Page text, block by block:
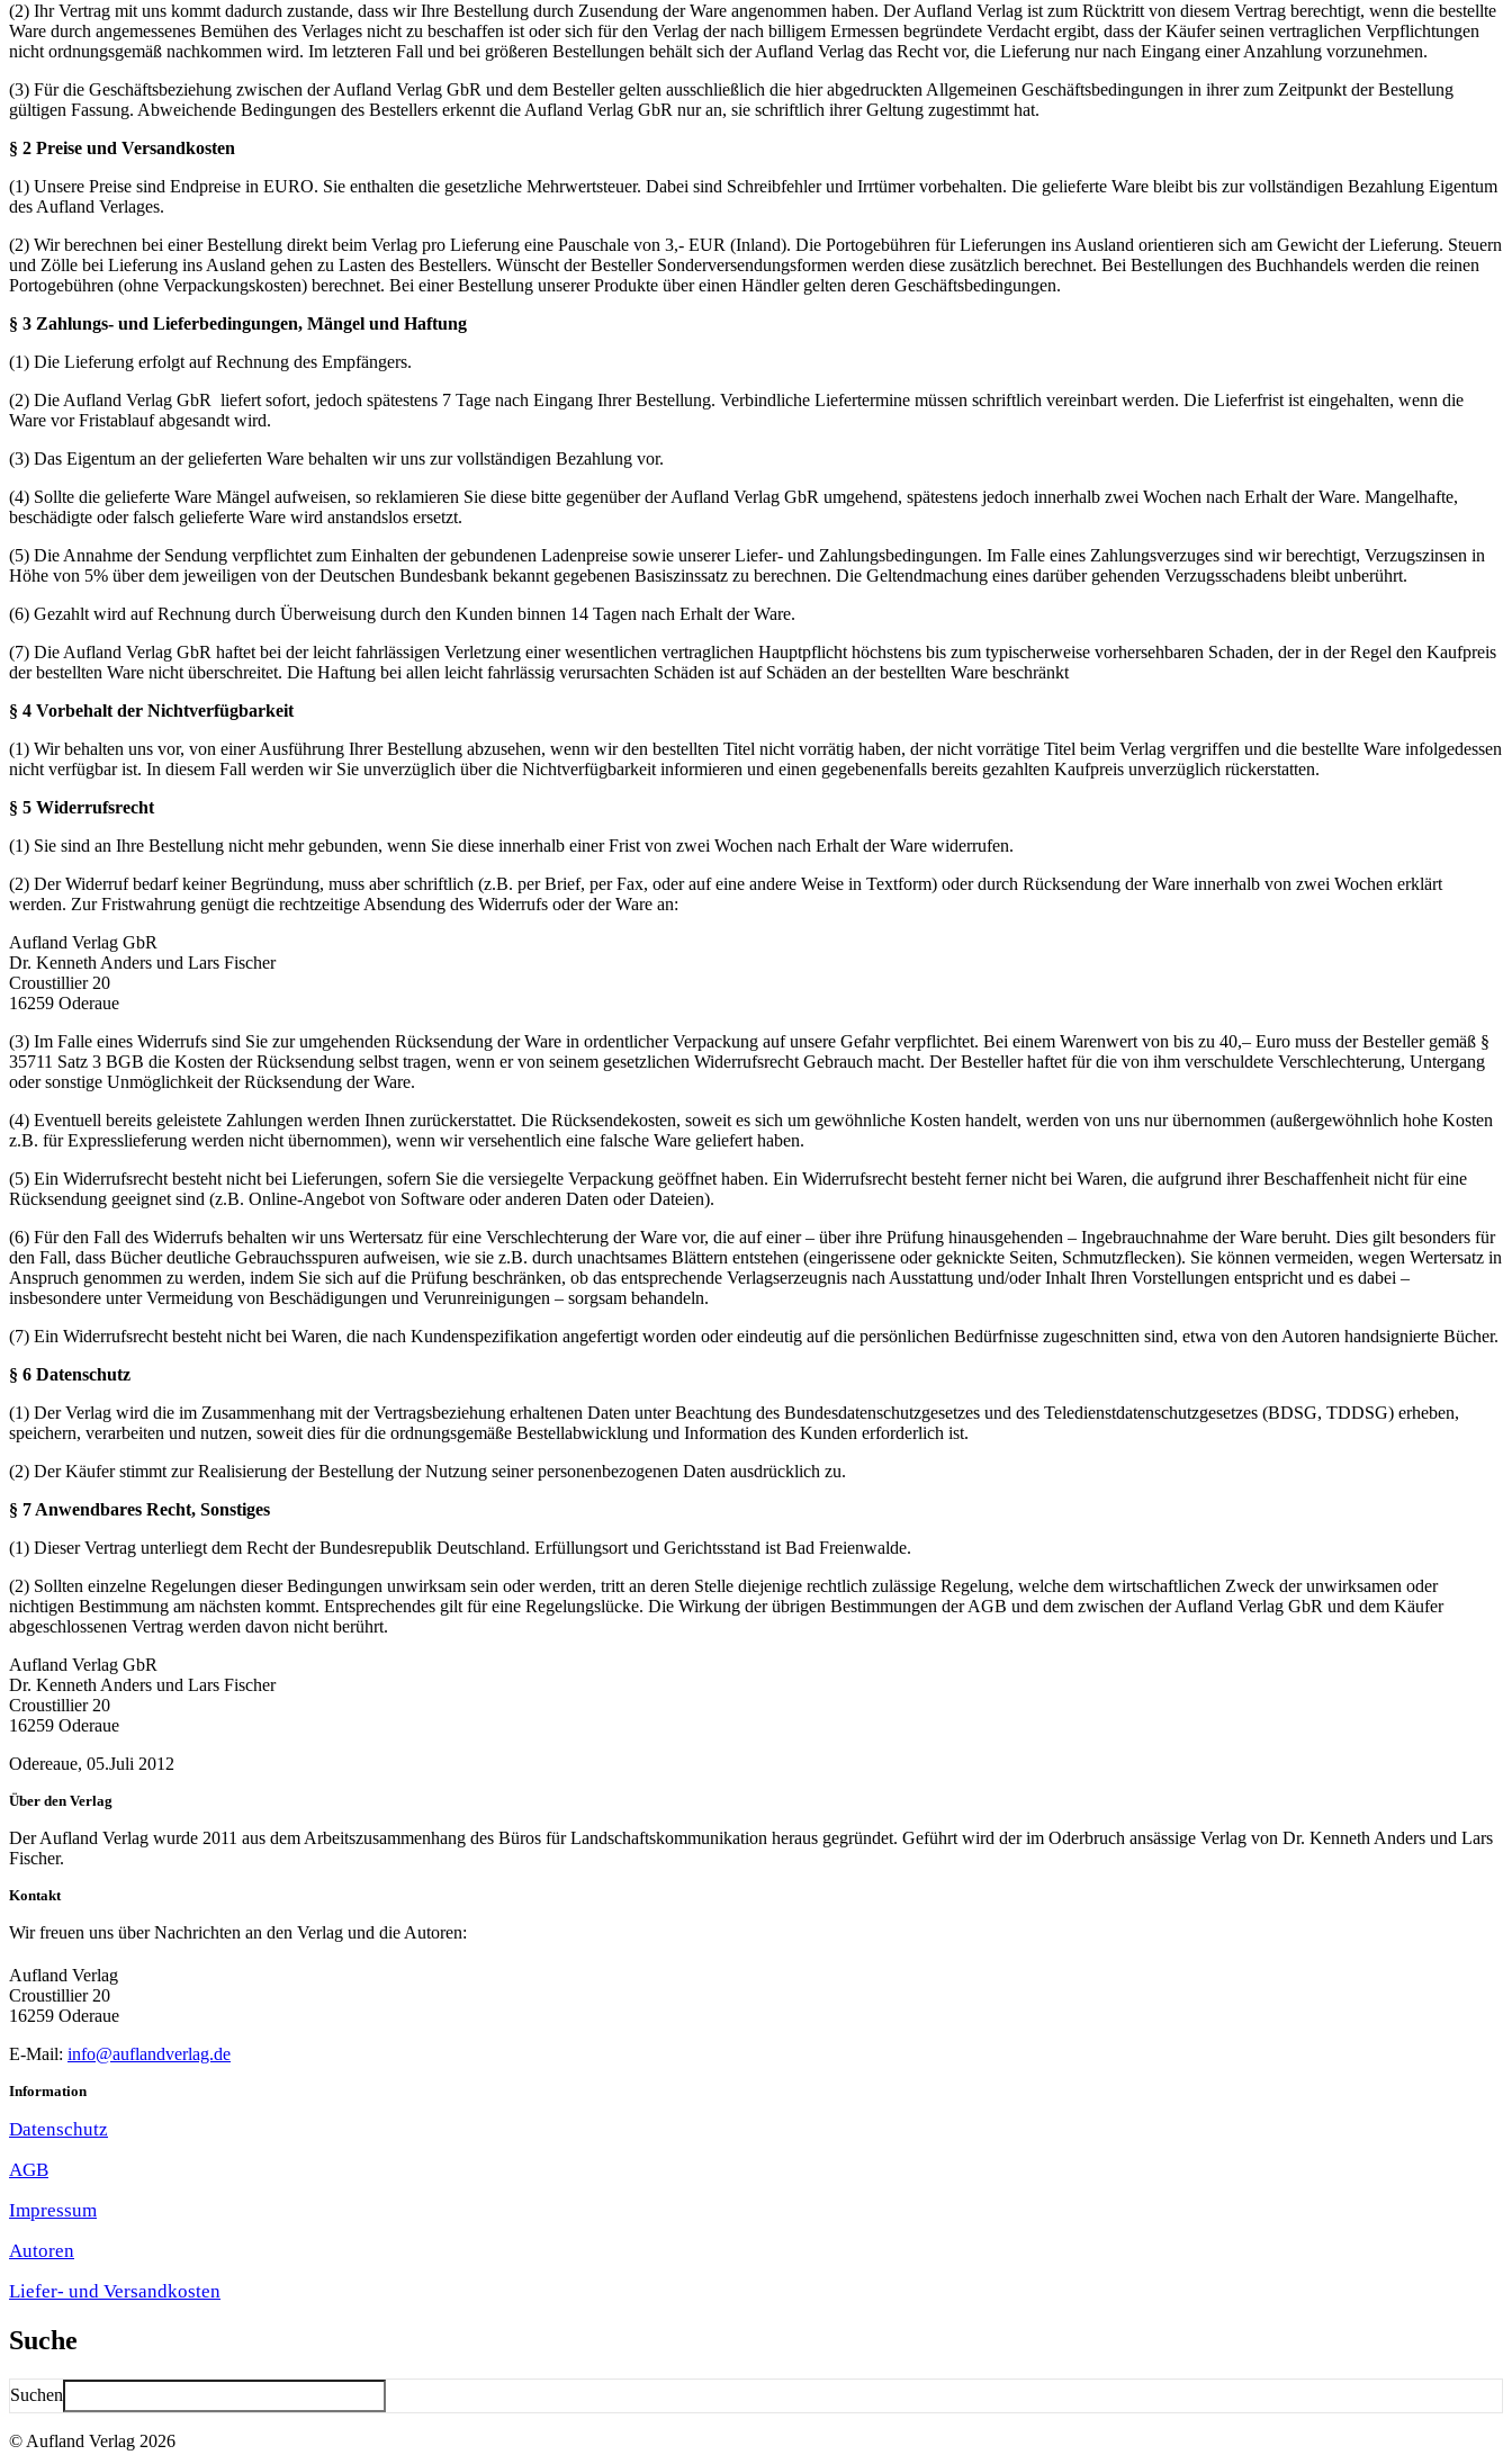
(2) Ihr Vertrag mit uns kommt dadurch zustande, dass wir Ihre Bestellung durch Zusendung der Ware angenommen haben. Der Aufland Verlag ist zum Rücktritt von diesem Vertrag berechtigt, wenn die bestellte
Ware durch angemessenes Bemühen des Verlages nicht zu beschaffen ist oder sich für den Verlag der nach billigem Ermessen begründete Verdacht ergibt, dass der Käufer seinen vertraglichen Verpflichtungen
nicht ordnungsgemäß nachkommen wird. Im letzteren Fall und bei größeren Bestellungen behält sich der Aufland Verlag das Recht vor, die Lieferung nur nach Eingang einer Anzahlung vorzunehmen.
(3) Für die Geschäftsbeziehung zwischen der Aufland Verlag GbR und dem Besteller gelten ausschließlich die hier abgedruckten Allgemeinen Geschäftsbedingungen in ihrer zum Zeitpunkt der Bestellung
gültigen Fassung. Abweichende Bedingungen des Bestellers erkennt die Aufland Verlag GbR nur an, sie schriftlich ihrer Geltung zugestimmt hat.
§ 2 Preise und Versandkosten
(1) Unsere Preise sind Endpreise in EURO. Sie enthalten die gesetzliche Mehrwertsteuer. Dabei sind Schreibfehler und Irrtümer vorbehalten. Die gelieferte Ware bleibt bis zur vollständigen Bezahlung Eigentum
des Aufland Verlages.
(2) Wir berechnen bei einer Bestellung direkt beim Verlag pro Lieferung eine Pauschale von 3,- EUR (Inland). Die Portogebühren für Lieferungen ins Ausland orientieren sich am Gewicht der Lieferung. Steuern
und Zölle bei Lieferung ins Ausland gehen zu Lasten des Bestellers. Wünscht der Besteller Sonderversendungsformen werden diese zusätzlich berechnet. Bei Bestellungen des Buchhandels werden die reinen
Portogebühren (ohne Verpackungskosten) berechnet. Bei einer Bestellung unserer Produkte über einen Händler gelten deren Geschäftsbedingungen.
§ 3 Zahlungs- und Lieferbedingungen, Mängel und Haftung
(1) Die Lieferung erfolgt auf Rechnung des Empfängers.
(2) Die Aufland Verlag GbR liefert sofort, jedoch spätestens 7 Tage nach Eingang Ihrer Bestellung. Verbindliche Liefertermine müssen schriftlich vereinbart werden. Die Lieferfrist ist eingehalten, wenn die
Ware vor Fristablauf abgesandt wird.
(3) Das Eigentum an der gelieferten Ware behalten wir uns zur vollständigen Bezahlung vor.
(4) Sollte die gelieferte Ware Mängel aufweisen, so reklamieren Sie diese bitte gegenüber der Aufland Verlag GbR umgehend, spätestens jedoch innerhalb zwei Wochen nach Erhalt der Ware. Mangelhafte,
beschädigte oder falsch gelieferte Ware wird anstandslos ersetzt.
(5) Die Annahme der Sendung verpflichtet zum Einhalten der gebundenen Ladenpreise sowie unserer Liefer- und Zahlungsbedingungen. Im Falle eines Zahlungsverzuges sind wir berechtigt, Verzugszinsen in
Höhe von 5% über dem jeweiligen von der Deutschen Bundesbank bekannt gegebenen Basiszinssatz zu berechnen. Die Geltendmachung eines darüber gehenden Verzugsschadens bleibt unberührt.
(6) Gezahlt wird auf Rechnung durch Überweisung durch den Kunden binnen 14 Tagen nach Erhalt der Ware.
(7) Die Aufland Verlag GbR haftet bei der leicht fahrlässigen Verletzung einer wesentlichen vertraglichen Hauptpflicht höchstens bis zum typischerweise vorhersehbaren Schaden, der in der Regel den Kaufpreis
der bestellten Ware nicht überschreitet. Die Haftung bei allen leicht fahrlässig verursachten Schäden ist auf Schäden an der bestellten Ware beschränkt
§ 4 Vorbehalt der Nichtverfügbarkeit
(1) Wir behalten uns vor, von einer Ausführung Ihrer Bestellung abzusehen, wenn wir den bestellten Titel nicht vorrätig haben, der nicht vorrätige Titel beim Verlag vergriffen und die bestellte Ware infolgedessen
nicht verfügbar ist. In diesem Fall werden wir Sie unverzüglich über die Nichtverfügbarkeit informieren und einen gegebenenfalls bereits gezahlten Kaufpreis unverzüglich rückerstatten.
§ 5 Widerrufsrecht
(1) Sie sind an Ihre Bestellung nicht mehr gebunden, wenn Sie diese innerhalb einer Frist von zwei Wochen nach Erhalt der Ware widerrufen.
(2) Der Widerruf bedarf keiner Begründung, muss aber schriftlich (z.B. per Brief, per Fax, oder auf eine andere Weise in Textform) oder durch Rücksendung der Ware innerhalb von zwei Wochen erklärt
werden. Zur Fristwahrung genügt die rechtzeitige Absendung des Widerrufs oder der Ware an:
Aufland Verlag GbR
Dr. Kenneth Anders und Lars Fischer
Croustillier 20
16259 Oderaue
(3) Im Falle eines Widerrufs sind Sie zur umgehenden Rücksendung der Ware in ordentlicher Verpackung auf unsere Gefahr verpflichtet. Bei einem Warenwert von bis zu 40,– Euro muss der Besteller gemäß §
35711 Satz 3 BGB die Kosten der Rücksendung selbst tragen, wenn er von seinem gesetzlichen Widerrufsrecht Gebrauch macht. Der Besteller haftet für die von ihm verschuldete Verschlechterung, Untergang
oder sonstige Unmöglichkeit der Rücksendung der Ware.
(4) Eventuell bereits geleistete Zahlungen werden Ihnen zurückerstattet. Die Rücksendekosten, soweit es sich um gewöhnliche Kosten handelt, werden von uns nur übernommen (außergewöhnlich hohe Kosten
z.B. für Expresslieferung werden nicht übernommen), wenn wir versehentlich eine falsche Ware geliefert haben.
(5) Ein Widerrufsrecht besteht nicht bei Lieferungen, sofern Sie die versiegelte Verpackung geöffnet haben. Ein Widerrufsrecht besteht ferner nicht bei Waren, die aufgrund ihrer Beschaffenheit nicht für eine
Rücksendung geeignet sind (z.B. Online-Angebot von Software oder anderen Daten oder Dateien).
(6) Für den Fall des Widerrufs behalten wir uns Wertersatz für eine Verschlechterung der Ware vor, die auf einer – über ihre Prüfung hinausgehenden – Ingebrauchnahme der Ware beruht. Dies gilt besonders für
den Fall, dass Bücher deutliche Gebrauchsspuren aufweisen, wie sie z.B. durch unachtsames Blättern entstehen (eingerissene oder geknickte Seiten, Schmutzflecken). Sie können vermeiden, wegen Wertersatz in
Anspruch genommen zu werden, indem Sie sich auf die Prüfung beschränken, ob das entsprechende Verlagserzeugnis nach Ausstattung und/oder Inhalt Ihren Vorstellungen entspricht und es dabei –
insbesondere unter Vermeidung von Beschädigungen und Verunreinigungen – sorgsam behandeln.
(7) Ein Widerrufsrecht besteht nicht bei Waren, die nach Kundenspezifikation angefertigt worden oder eindeutig auf die persönlichen Bedürfnisse zugeschnitten sind, etwa von den Autoren handsignierte Bücher.
§ 6 Datenschutz
(1) Der Verlag wird die im Zusammenhang mit der Vertragsbeziehung erhaltenen Daten unter Beachtung des Bundesdatenschutzgesetzes und des Teledienstdatenschutzgesetzes (BDSG, TDDSG) erheben,
speichern, verarbeiten und nutzen, soweit dies für die ordnungsgemäße Bestellabwicklung und Information des Kunden erforderlich ist.
(2) Der Käufer stimmt zur Realisierung der Bestellung der Nutzung seiner personenbezogenen Daten ausdrücklich zu.
§ 7 Anwendbares Recht, Sonstiges
(1) Dieser Vertrag unterliegt dem Recht der Bundesrepublik Deutschland. Erfüllungsort und Gerichtsstand ist Bad Freienwalde.
(2) Sollten einzelne Regelungen dieser Bedingungen unwirksam sein oder werden, tritt an deren Stelle diejenige rechtlich zulässige Regelung, welche dem wirtschaftlichen Zweck der unwirksamen oder
nichtigen Bestimmung am nächsten kommt. Entsprechendes gilt für eine Regelungslücke. Die Wirkung der übrigen Bestimmungen der AGB und dem zwischen der Aufland Verlag GbR und dem Käufer
abgeschlossenen Vertrag werden davon nicht berührt.
Aufland Verlag GbR
Dr. Kenneth Anders und Lars Fischer
Croustillier 20
16259 Oderaue
Odereaue, 05.Juli 2012
Über den Verlag
Der Aufland Verlag wurde 2011 aus dem Arbeitszusammenhang des Büros für Landschaftskommunikation heraus gegründet. Geführt wird der im Oderbruch ansässige Verlag von Dr. Kenneth Anders und Lars
Fischer.
Kontakt
Wir freuen uns über Nachrichten an den Verlag und die Autoren:
Aufland Verlag
Croustillier 20
16259 Oderaue
E-Mail: info@auflandverlag.de
Information
Datenschutz
AGB
Impressum
Autoren
Liefer- und Versandkosten
Suche
Suchen
© Aufland Verlag 2026